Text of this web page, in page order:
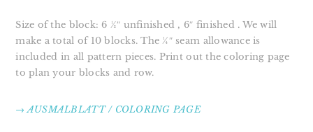
Size of the block: 6 ½″ unfinished , 6″ finished . We will
make a total of 10 blocks. The ¼″ seam allowance is
included in all pattern pieces. Print out the coloring page
to plan your blocks and row.
→ AUSMALBLATT / COLORING PAGE